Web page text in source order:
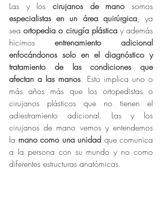
Las y los cirujanos de mano
especialistas en un área quirúrgica, ya
sea ortopedia o cirugía plástica y además
hicimos entrenamiento adicional
enfocándonos solo en el diagnóstico y
tratamiento de las condiciones que
afectan a las manos. Esto implica uno o
más años más que los ortopedistas o
cirujanos plásticos que no tienen el
adiestramiento adicional. Las y los
cirujanos de mano vemos y entendemos
la mano como una unidad que comunica
a la persona con su mundo y no como
diferentes estructuras anatómicas.